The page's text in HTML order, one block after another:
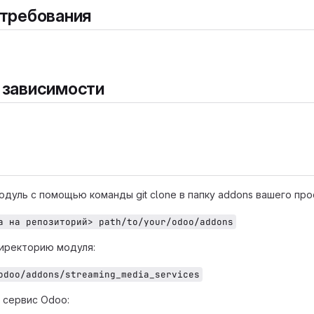
с помощью команды git clone в папку addons вашего
репозиторий> path/to/your/odoo/addons
модуля:
addons/streaming_media_services
Odoo: